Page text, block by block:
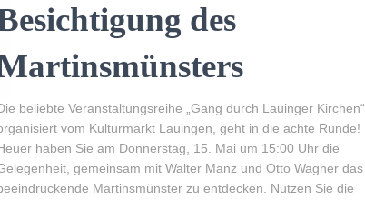
des
beliebte Veranstaltungsreihe „Gang durch Lauinger Kirchen“,
vom Kulturmarkt Lauingen, geht in die achte Runde!
haben Sie am Donnerstag, 15. Mai um 15:00 Uhr die
gemeinsam mit Walter Manz und Otto Wagner das
Martinsmünster zu entdecken. Nutzen Sie die